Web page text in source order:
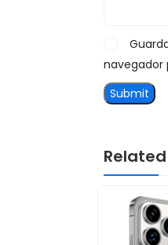
navegador